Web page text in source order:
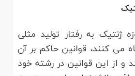
ژنتیک به رفتار تولید مثلی
می کنند، قوانین حاکم بر آن
و از این قوانین در رشته خود